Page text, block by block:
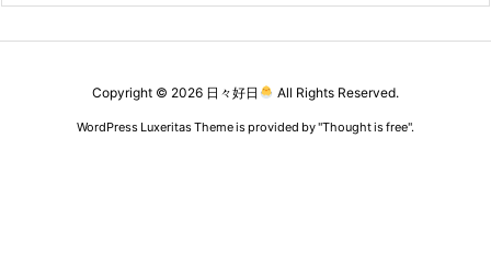
Copyright © 2026 日々好日 All Rights Reserved.
WordPress Luxeritas Theme is provided by "Thought is free".